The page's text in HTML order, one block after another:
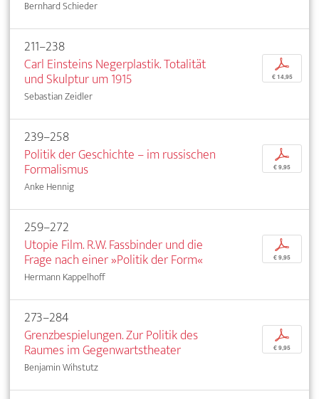
Bernhard Schieder
211–238
Carl Einsteins Negerplastik. Totalität
und Skulptur um 1915
Sebastian Zeidler
p
€ 14,95
239–258
Politik der Geschichte – im russischen
Formalismus
Anke Hennig
p
€ 9,95
259–272
Utopie Film. R.W. Fassbinder und die
Frage nach einer »Politik der Form«
Hermann Kappelhoff
p
€ 9,95
273–284
Grenzbespielungen. Zur Politik des
Raumes im Gegenwartstheater
Benjamin Wihstutz
p
€ 9,95